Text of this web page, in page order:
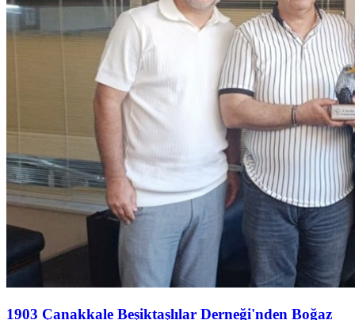
1903 Çanakkale Beşiktaşlılar Derneği'nden Boğaz